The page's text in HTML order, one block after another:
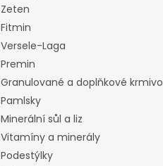
Zeten
Fitmin
Versele-Laga
Premin
Granulované a doplňkové krmivo
Pamlsky
Minerální sůl a liz
Vitamíny a minerály
Podestýlky